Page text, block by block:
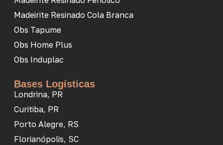
Madeirite Resinado Cola Branca
Obs Tapume
Obs Home Plus
Obs Induplac
Bases Logísticas
Londrina, PR
Curitiba, PR
Porto Alegre, RS
Florianópolis, SC